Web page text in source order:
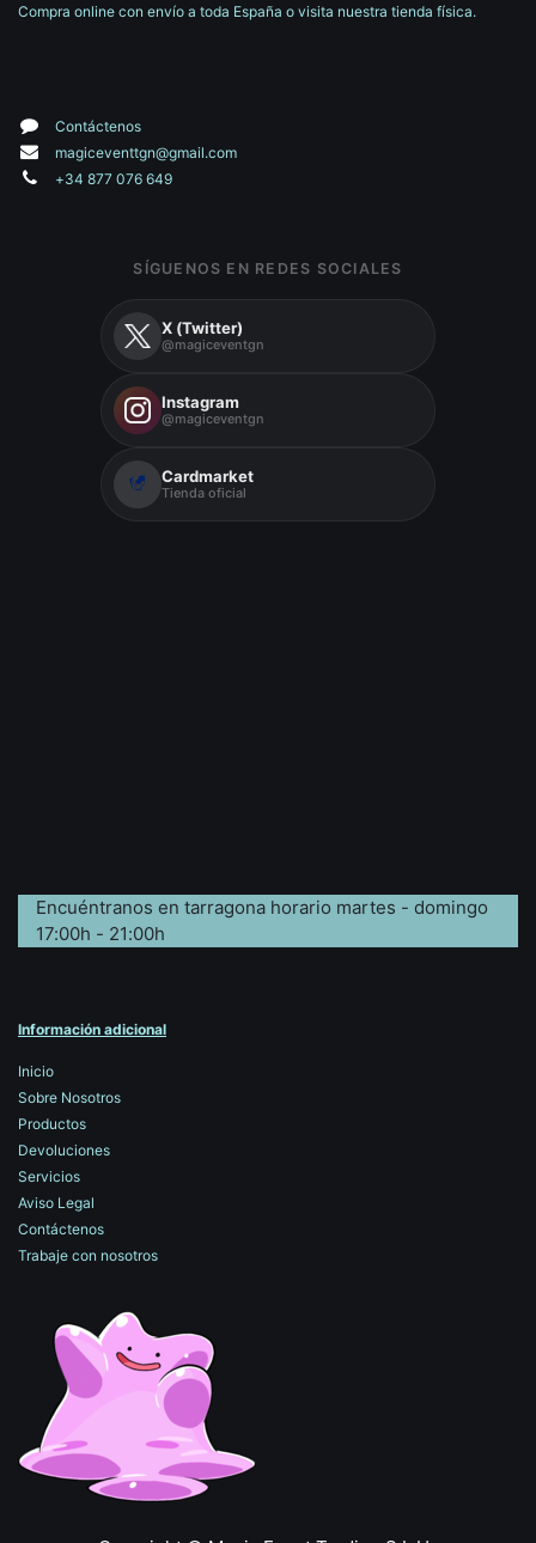
Compra online con envío a toda España o visita nuestra tienda física.
Contáctenos
magiceventtgn@gmail.com
+34 877 076 649
SÍGUENOS EN REDES SOCIALES
X (Twitter)
@magiceventgn
Instagram
@magiceventgn
Cardmarket
Tienda oficial
Encuéntranos en tarragona horario martes - domingo
17:00h - 21:00h
Información adicional
Inicio
Sobre Nosotros
Productos
Devoluciones
Servicios
Aviso Legal
Contáctenos
Trabaje con nosotros